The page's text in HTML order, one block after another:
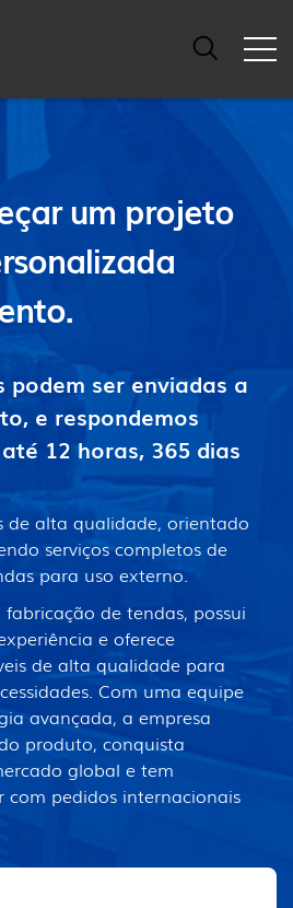
um projeto
podem ser enviadas a
e respondemos
12 horas, 365 dias
de alta qualidade, orientado
serviços completos de
para uso externo.
de tendas, possui
e oferece
​​de alta qualidade para
Com uma equipe
avançada, a empresa
produto, conquista
global e tem
pedidos internacionais